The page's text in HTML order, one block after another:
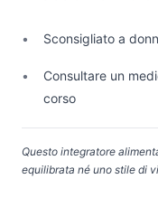
Sconsigliato a
Consultare un
corso
Questo integratore
equilibrata né uno stile di